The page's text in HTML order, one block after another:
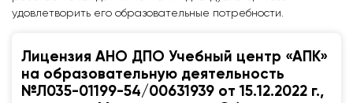
удовлетворить его образовательные потребности.
Лицензия АНО ДПО Учебный центр «АПК»
на образовательную деятельность
№Л035-01199-54/00631939 от 15.12.2022 г.,